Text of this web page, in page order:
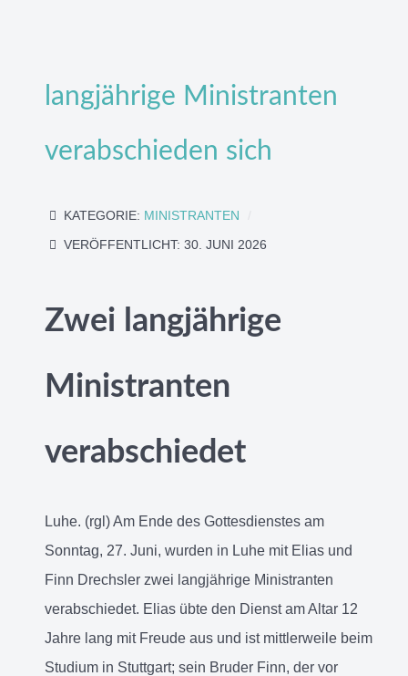
langjährige Ministranten
verabschieden sich
KATEGORIE: MINISTRANTEN
VERÖFFENTLICHT: 30. JUNI 2026
Zwei langjährige
Ministranten
verabschiedet
Luhe. (rgl) Am Ende des Gottesdienstes am
Sonntag, 27. Juni, wurden in Luhe mit Elias und
Finn Drechsler zwei langjährige Ministranten
verabschiedet. Elias übte den Dienst am Altar 12
Jahre lang mit Freude aus und ist mittlerweile beim
Studium in Stuttgart; sein Bruder Finn, der vor